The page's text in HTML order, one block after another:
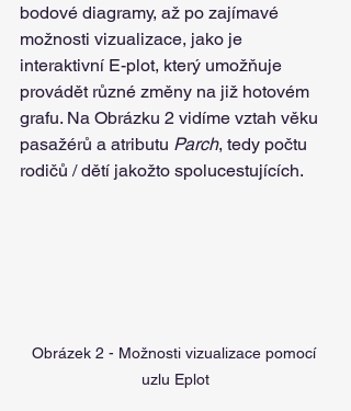
bodové diagramy, až po zajímavé
možnosti vizualizace, jako je
interaktivní E-plot, který umožňuje
provádět různé změny na již hotovém
grafu. Na Obrázku 2 vidíme vztah věku
pasažérů a atributu Parch, tedy počtu
rodičů / dětí jakožto spolucestujících.
Obrázek 2 - Možnosti vizualizace pomocí
uzlu Eplot